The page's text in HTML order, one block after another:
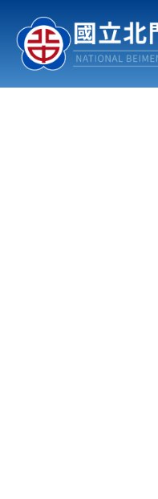
認識北中